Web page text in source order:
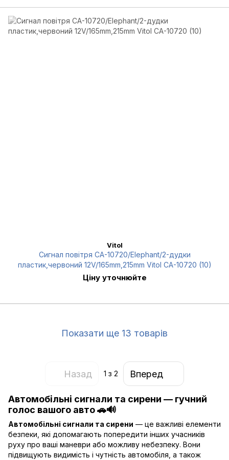
Vitol
Сигнал повітря CA-10720/Еlephant/2-дудки
пластик,червоний 12V/165mm,215mm Vitol CA-10720 (10)
Ціну уточнюйте
Показати ще 13 товарів
Назад 1 з 2 Вперед
Автомобільні сигнали та сирени — гучний
голос вашого авто 🚗🔊
Автомобільні сигнали та сирени — це важливі елементи
безпеки, які допомагають попередити інших учасників
руху про ваші маневри або можливу небезпеку. Вони
підвищують видимість і чутність автомобіля, а також